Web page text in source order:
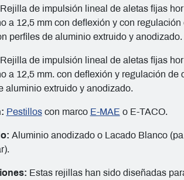
Rejilla de impulsión lineal de aletas fijas
a 12,5 mm con deflexión y con regulación
perfiles de aluminio extruido y anodizado.
Rejilla de impulsión lineal de aletas fijas
a 12,5 mm. con deflexión y regulación de
aluminio extruido y anodizado.
Pestilloscon marco E-MAE o E-TACO.
Aluminio anodizado o Lacado Blanco
Estas rejillas han sido diseñadas